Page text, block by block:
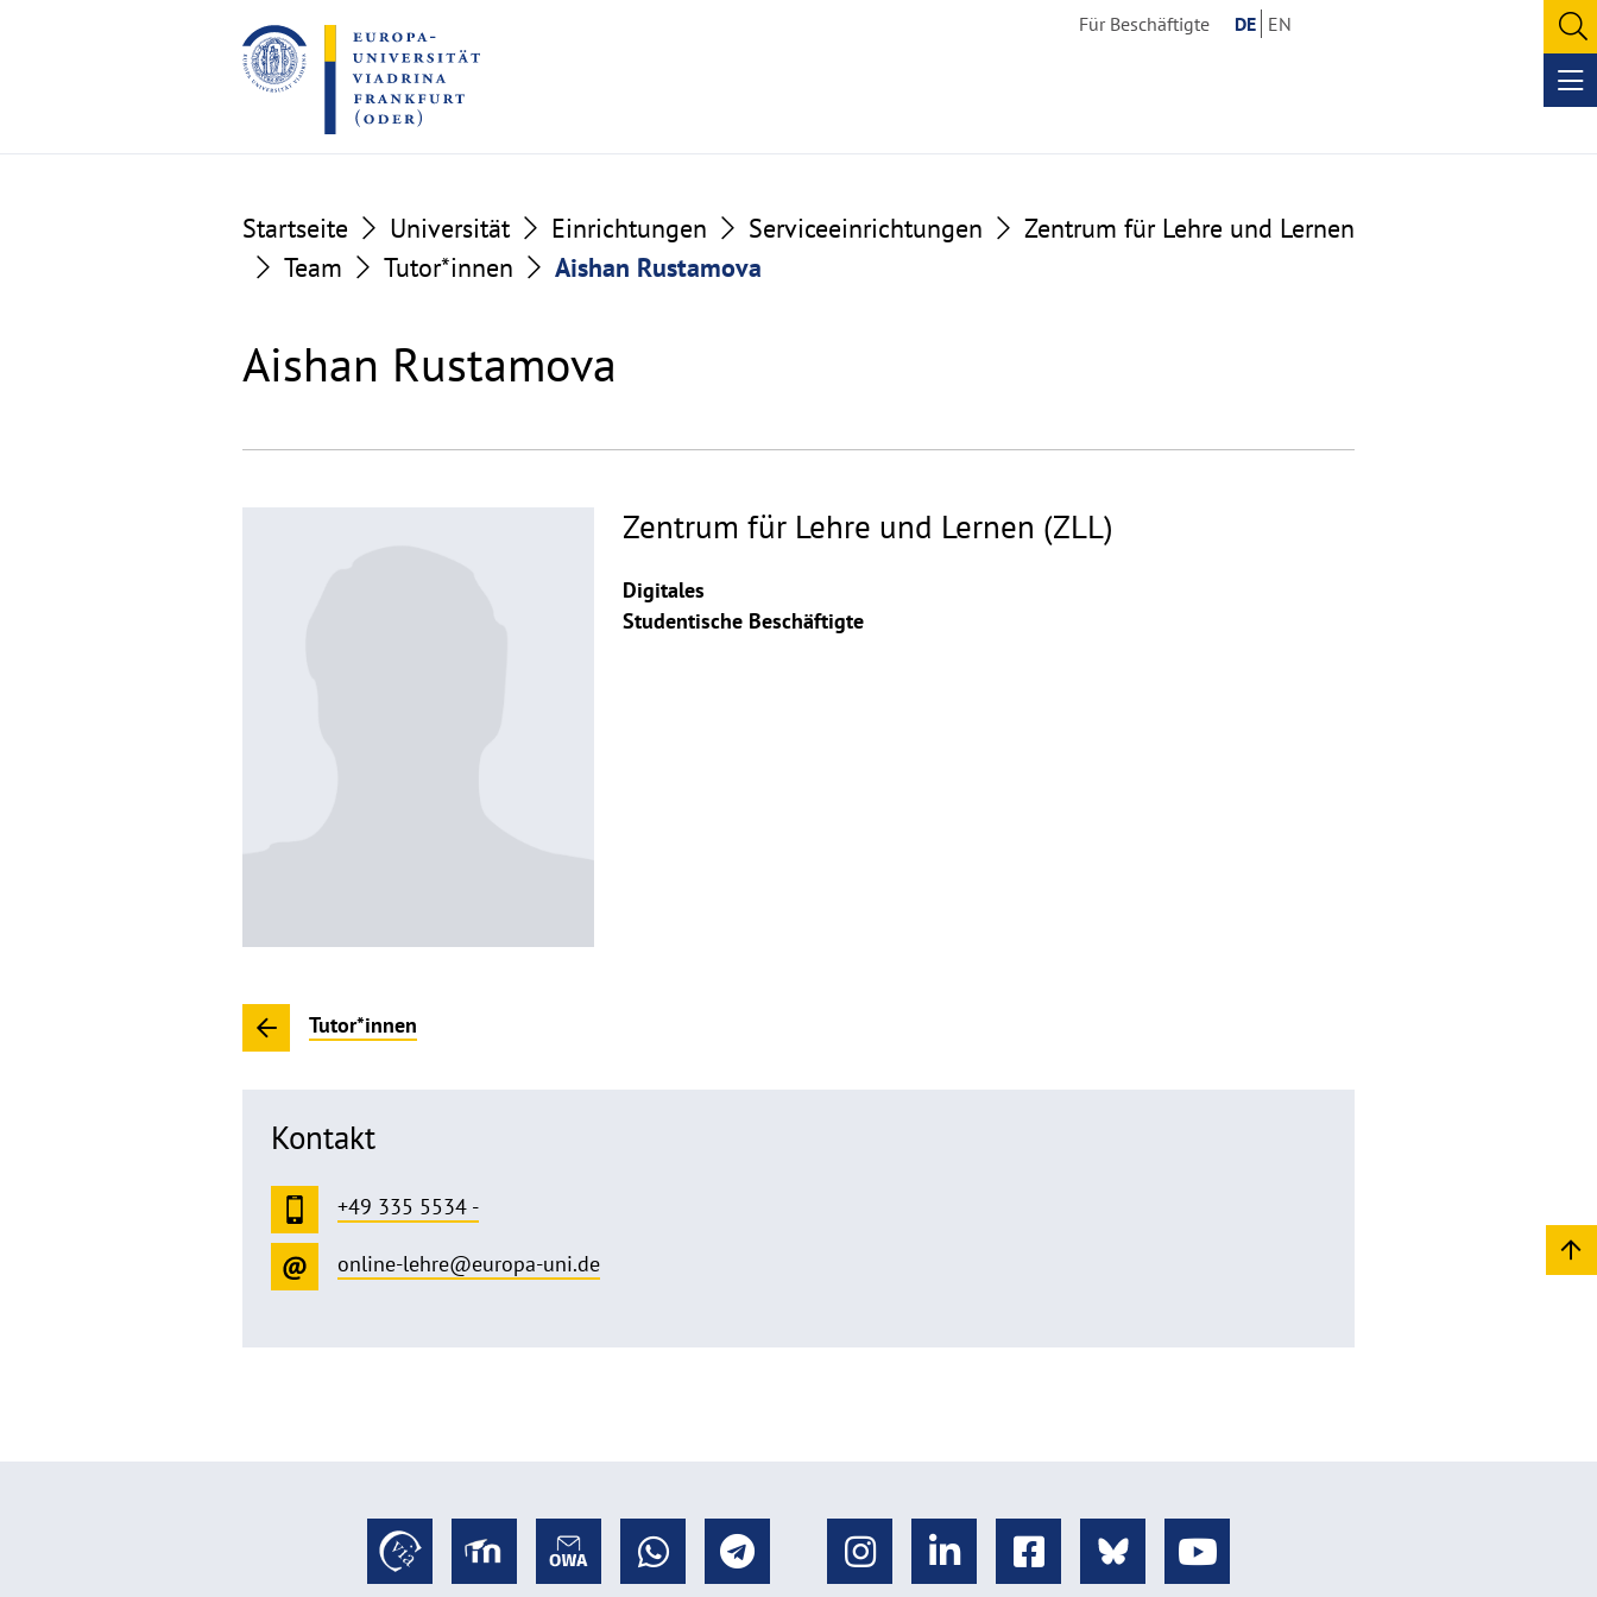
to
the
content
to
the
footer
Für Beschäftigte DE EN
Startseite Universität Einrichtungen Serviceeinrichtungen
Zentrum für Lehre und Lernen
Team
Tutor*innen Aishan Rustamova
Aishan Rustamova
Zentrum für Lehre und Lernen (ZLL)
Digitales
Studentische Beschäftigte
Tutor*innen
Kontakt
+49 335 5534 -
online-lehre@europa-uni.de